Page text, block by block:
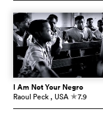
I Am Not Your Negro
Raoul Peck , USA c7.9